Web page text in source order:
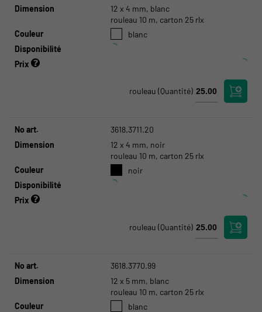
Dimension
12 x 4 mm, blanc
rouleau 10 m, carton 25 rlx
Couleur
blanc
Disponibilité
Prix
rouleau (Quantité)
No art.
3618.3711.20
Dimension
12 x 4 mm, noir
rouleau 10 m, carton 25 rlx
Couleur
noir
Disponibilité
Prix
rouleau (Quantité)
No art.
3618.3770.99
Dimension
12 x 5 mm, blanc
rouleau 10 m, carton 25 rlx
Couleur
blanc